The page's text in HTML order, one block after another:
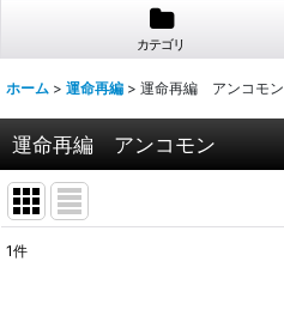
カテゴリ
ホーム > 運命再編 > 運命再編 アンコモン
運命再編 アンコモン
1件